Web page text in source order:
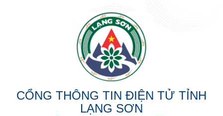
CỔNG THÔNG TIN ĐIỆN TỬ TỈNH
LẠNG SƠN